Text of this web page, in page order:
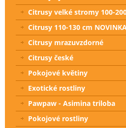
Citrusy velké stromy 100-
Citrusy 110-130 cm
Citrusy mrazuvzdorné
Citrusy české
Pokojové květiny
Exotické rostliny
Pawpaw - Asimina triloba
Pokojové rostliny